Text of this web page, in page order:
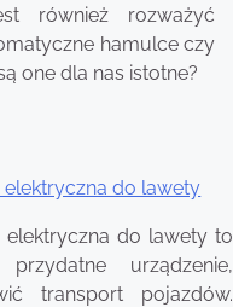
również rozważyć
hamulce czy
one dla nas istotne?
elektryczna do lawety
elektryczna do lawety to
przydatne urządzenie,
transport pojazdów.